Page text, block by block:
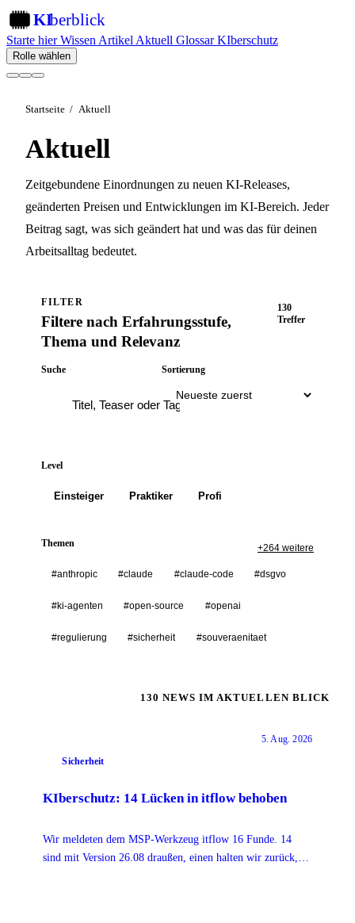
KIberblick
Starte hierWissen Artikel Aktuell GlossarKIberschutz
Rolle wählen
Startseite / Aktuell
Aktuell
Zeitgebundene Einordnungen zu neuen KI-Releases,
geänderten Preisen und Entwicklungen im KI-Bereich. Jeder
Beitrag sagt, was sich geändert hat und was das für deinen
Arbeitsalltag bedeutet.
FILTER
Filtere nach Erfahrungsstufe,
Thema und Relevanz
130
Treffer
Suche Sortierung
Level
Einsteiger Praktiker Profi
Themen +264 weitere
#anthropic #claude #claude-code #dsgvo
#ki-agenten #open-source #openai
#regulierung #sicherheit #souveraenitaet
130 NEWS IM AKTUELLEN BLICK
5. Aug. 2026
Sicherheit
KIberschutz: 14 Lücken in itflow behoben
Wir meldeten dem MSP-Werkzeug itflow 16 Funde. 14
sind mit Version 26.08 draußen, einen halten wir zurück,